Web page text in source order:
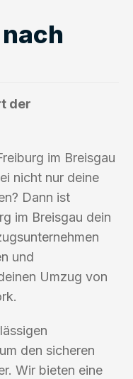
der
im Breisgau
nicht nur deine
Dann ist
im Breisgau dein
und
Umzug von
den sicheren
Wir bieten eine